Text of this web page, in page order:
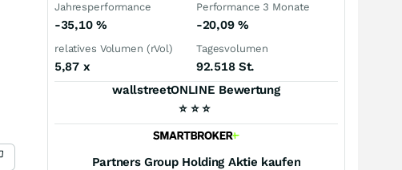
Jahresperformance
-35,10 %
Performance 3 Monate
-20,09 %
relatives Volumen (rVol)
5,87 x
Tagesvolumen
92.518 St.
wallstreetONLINE Bewertung
⭐ ⭐ ⭐
Partners Group Holding Aktie kaufen